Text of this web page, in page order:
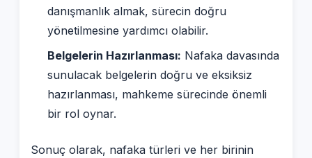
danışmanlık almak, sürecin doğru
yönetilmesine yardımcı olabilir.
Belgelerin Hazırlanması: Nafaka davasında
sunulacak belgelerin doğru ve eksiksiz
hazırlanması, mahkeme sürecinde önemli
bir rol oynar.
Sonuç olarak, nafaka türleri ve her birinin